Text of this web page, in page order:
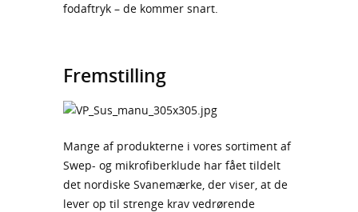
fodaftryk – de kommer snart.
Fremstilling
Mange af produkterne i vores sortiment af
Swep- og mikrofiberklude har fået tildelt
det nordiske Svanemærke, der viser, at de
lever op til strenge krav vedrørende